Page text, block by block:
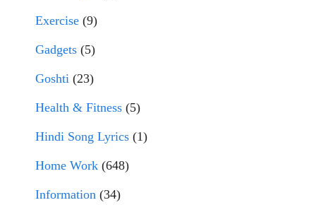
Exercise (9)
Gadgets (5)
Goshti (23)
Health & Fitness (5)
Hindi Song Lyrics (1)
Home Work (648)
Information (34)